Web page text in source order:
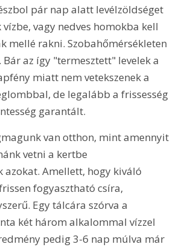
pár nap alatt levélzöldséget
vagy nedves homokba kell
mellé rakni. Szobahőmérsékleten
az így "termesztett" levelek a
miatt nem vetekszenek a
de legalább a frissesség
garantált.
van otthon, mint amennyit
vetni a kertbe
Amellett, hogy kiváló
fogyasztható csíra,
Egy tálcára szórva a
két három alkalommal vízzel
pedig 3-6 nap múlva már